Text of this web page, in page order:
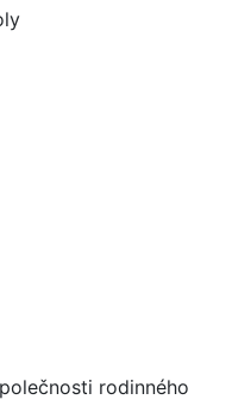
rodinného